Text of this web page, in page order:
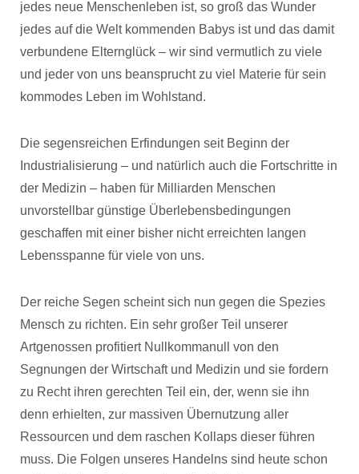
jedes neue Menschenleben ist, so groß das Wunder
jedes auf die Welt kommenden Babys ist und das damit
verbundene Elternglück – wir sind vermutlich zu viele
und jeder von uns beansprucht zu viel Materie für sein
kommodes Leben im Wohlstand.
Die segensreichen Erfindungen seit Beginn der
Industrialisierung – und natürlich auch die Fortschritte in
der Medizin – haben für Milliarden Menschen
unvorstellbar günstige Überlebensbedingungen
geschaffen mit einer bisher nicht erreichten langen
Lebensspanne für viele von uns.
Der reiche Segen scheint sich nun gegen die Spezies
Mensch zu richten. Ein sehr großer Teil unserer
Artgenossen profitiert Nullkommanull von den
Segnungen der Wirtschaft und Medizin und sie fordern
zu Recht ihren gerechten Teil ein, der, wenn sie ihn
denn erhielten, zur massiven Übernutzung aller
Ressourcen und dem raschen Kollaps dieser führen
muss. Die Folgen unseres Handelns sind heute schon